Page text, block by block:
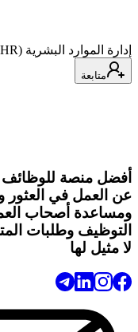
إدارة الموارد البشرية (HR)
متابعة
أفضل منصة
عن العمل في العثور
ومساعدة أصحاب
التوظيف وطلبات
لا مثيل لها